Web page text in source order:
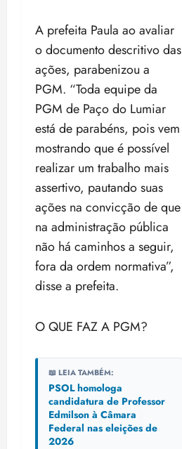
A prefeita Paula ao avaliar
o documento descritivo das
ações, parabenizou a
PGM. “Toda equipe da
PGM de Paço do Lumiar
está de parabéns, pois vem
mostrando que é possível
realizar um trabalho mais
assertivo, pautando suas
ações na convicção de que
na administração pública
não há caminhos a seguir,
fora da ordem normativa”,
disse a prefeita.
O QUE FAZ A PGM?
📖 LEIA TAMBÉM:
PSOL homologa
candidatura de Professor
Edmilson à Câmara
Federal nas eleições de
2026